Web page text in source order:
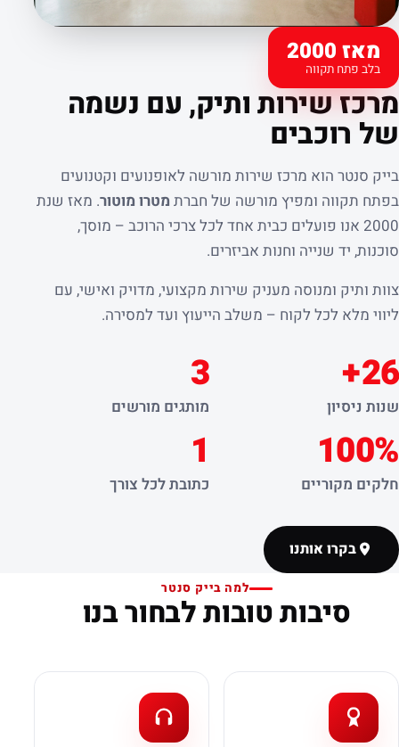
מאז 2000
בלב פתח תקווה
קצת עלינו
מרכז שירות ותיק, עם נשמה
של רוכבים
בייק סנטר הוא מרכז שירות מורשה לאופנועים וקטנועים
בפתח תקווה ומפיץ מורשה של חברת מטרו מוטור. מאז שנת
2000 אנו פועלים כבית אחד לכל צרכי הרוכב – מוסך,
סוכנות, יד שנייה וחנות אביזרים.
צוות ותיק ומנוסה מעניק שירות מקצועי, מדויק ואישי, עם
ליווי מלא לכל לקוח – משלב הייעוץ ועד למסירה.
26+
שנות ניסיון
3
מותגים מורשים
100%
חלקים מקוריים
1
כתובת לכל צורך
בקרו אותנו
למה בייק סנטר
סיבות טובות לבחור בנו